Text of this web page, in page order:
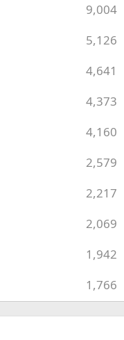
9,004
5,126
4,641
4,373
4,160
2,579
2,217
2,069
1,942
1,766